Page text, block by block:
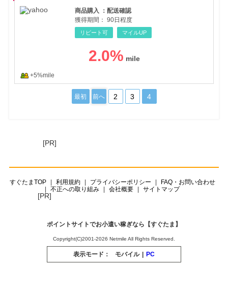
商品購入 ：配送確認
獲得期間： 90日程度
リピート可 マイルUP
2.0%
+5%mile
最初 前へ 2 3 4
[PR]
すぐたまTOP 利用規約 プライバシーポリシー
FAQ・お問い合わせ
不正への取り組み
会社概要 サイトマップ
[PR]
ポイントサイトでお小遣い稼ぎなら【すぐたま】
Copyright(C)2001-2026 Netmile All Rights Reserved.
表示モード： モバイル PC